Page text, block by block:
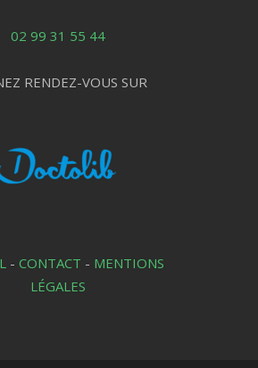
02 99 31 55 44
RENDEZ-VOUS SUR
- CONTACT - MENTIONS
LÉGALES